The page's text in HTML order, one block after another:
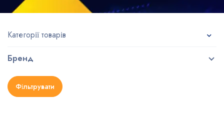
Категорії товарів
Бренд
Фільтрувати